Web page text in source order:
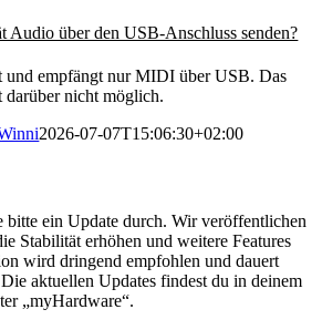
Audio über den USB-Anschluss senden?
und empfängt nur MIDI über USB. Das
nicht möglich.
2026-07-07T15:06:30+02:00
ein Update durch. Wir veröffentlichen
Stabilität erhöhen und weitere Features
wird dringend empfohlen und dauert
aktuellen Updates findest du in deinem
„myHardware“.